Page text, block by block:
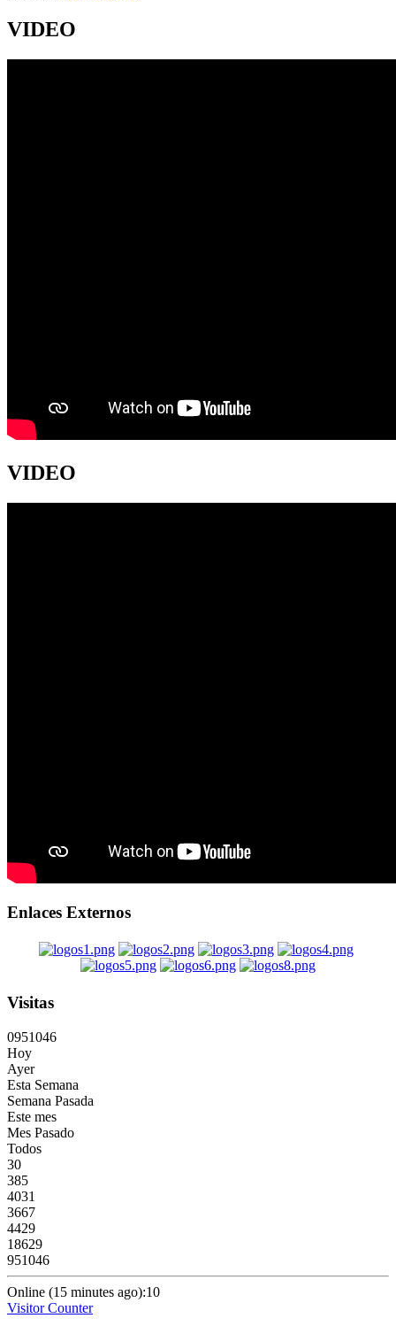
VIDEO
VIDEO
Enlaces Externos
Visitas
0951046
Hoy
Ayer
Esta Semana
Semana Pasada
Este mes
Mes Pasado
Todos
30
385
4031
3667
4429
18629
951046
Online (15 minutes ago):10
Visitor Counter